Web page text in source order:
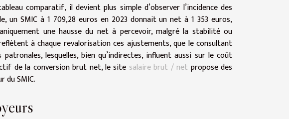
comparatif, il devient plus simple d’observer l’incidence des
un SMIC à 1 709,28 euros en 2023 donnait un net à 1 353 euros,
une hausse du net à percevoir, malgré la stabilité ou
à chaque revalorisation ces ajustements, que le consultant
lesquelles, bien qu’indirectes, influent aussi sur le coût
de la conversion brut net, le site salaire brut / net propose des
du SMIC.